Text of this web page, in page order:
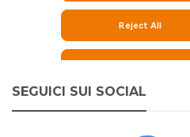
SEGUICI SUI SOCIAL